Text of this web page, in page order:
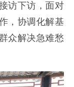
访下访，面对
，协调化解基
众解决急难愁